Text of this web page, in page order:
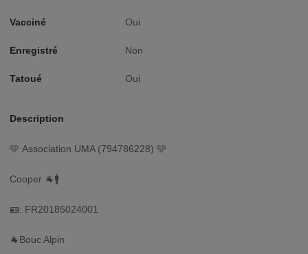
Vacciné Oui
Enregistré Non
Tatoué Oui
Description
🩵 Association UMA (794786228) 🩵
Cooper 🐐🚹
🪪: FR20185024001
🐐Bouc Alpin